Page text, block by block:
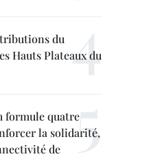
du
Hauts Plateaux du
formule quatre
la solidarité,
de